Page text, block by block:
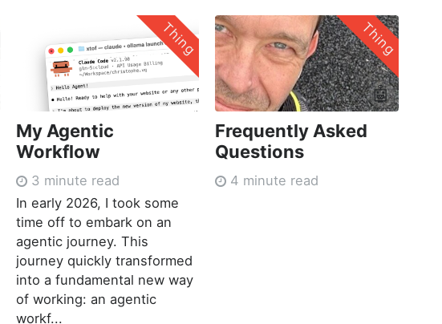
Thing
My Agentic
Workflow
3 minute read
In early 2026, I took some
time off to embark on an
agentic journey. This
journey quickly transformed
into a fundamental new way
of working: an agentic
workf...
Thing
🤖
Frequently Asked
Questions
4 minute read